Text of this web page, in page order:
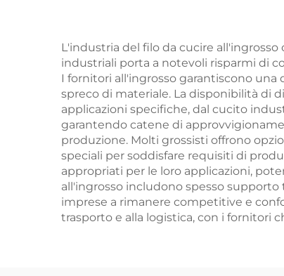
L'industria del filo da cucire
industriali porta a notevoli risparmi di
I fornitori all'ingrosso garantiscono
spreco di materiale. La disponibilità di
applicazioni specifiche, dal cucito
garantendo catene di
produzione. Molti grossisti offrono
speciali per soddisfare requisiti di
appropriati per le loro applicazioni,
all'ingrosso includono spesso
imprese a rimanere competitive e
trasporto e alla logistica, con i fornitori